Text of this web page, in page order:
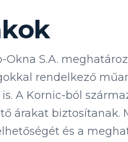
S.A.
rendelkező
A Kornic-ból
árakat biztosítanak.
és a